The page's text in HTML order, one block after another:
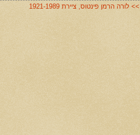
>> לורה הרמן פינטוס, ציירת 1921-1989